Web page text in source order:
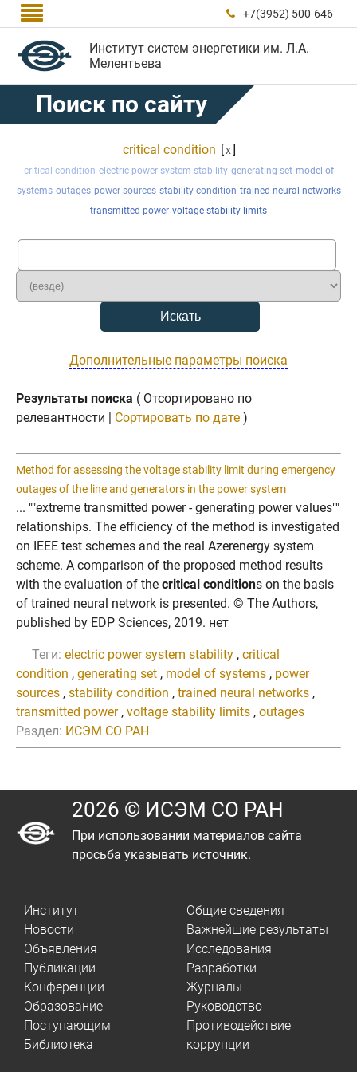
  +7(3952) 500-646
Институт систем энергетики им. Л.А.
Мелентьева
Поиск по сайту
critical condition [x]
critical condition electric power system stability generating set model of
systems outages power sources stability condition trained neural networks
transmitted power voltage stability limits
Дополнительные параметры поиска
Результаты поиска ( Отсортировано по
релевантности | Сортировать по дате )
Method for assessing the voltage stability limit during emergency
outages of the line and generators in the power system
... ""extreme transmitted power - generating power values""
relationships. The efficiency of the method is investigated
on IEEE test schemes and the real Azerenergy system
scheme. A comparison of the proposed method results
with the evaluation of the critical conditions on the basis
of trained neural network is presented. © The Authors,
published by EDP Sciences, 2019. нет
Теги: electric power system stability , critical
condition , generating set , model of systems , power
sources , stability condition , trained neural networks ,
transmitted power, voltage stability limits , outages
Раздел: ИСЭМ СО РАН
2026 © ИСЭМ СО РАН
При использовании материалов сайта
просьба указывать источник.
Институт
Новости
Объявления
Публикации
Конференции
Образование
Поступающим
Библиотека
Общие сведения
Важнейшие результаты
Исследования
Разработки
Журналы
Руководство
Противодействие
коррупции